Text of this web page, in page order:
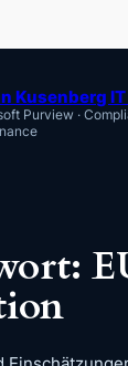
Kusenberg
Purview ·